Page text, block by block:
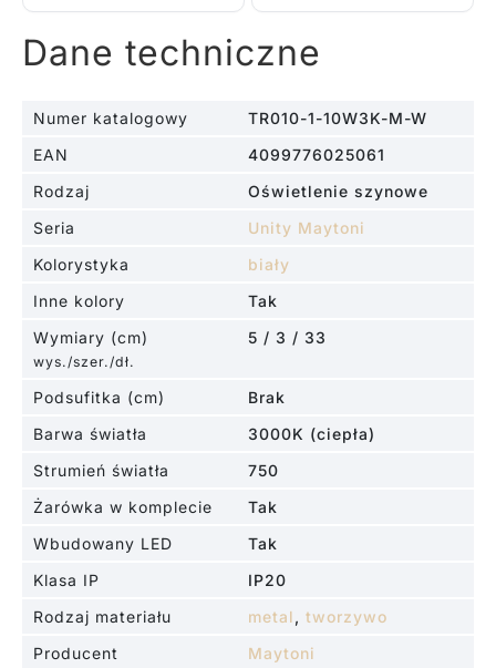
Dane techniczne
Numer katalogowy
TR010-1-10W3K-M-W
EAN
4099776025061
Rodzaj
Oświetlenie szynowe
Seria
Unity Maytoni
Kolorystyka
biały
Inne kolory
Tak
Wymiary (cm)
wys./szer./dł.
5 / 3 / 33
Podsufitka (cm)
Brak
Barwa światła
3000K (ciepła)
Strumień światła
750
Żarówka w komplecie
Tak
Wbudowany LED
Tak
Klasa IP
IP20
Rodzaj materiału
metal , tworzywo
Producent
Maytoni